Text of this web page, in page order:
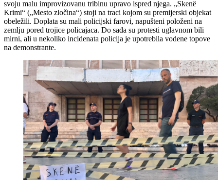
svoju malu improvizovanu tribinu upravo ispred njega. „Skenë
Krimi“ („Mesto zločina“) stoji na traci kojom su premijerski objekat
obeležili. Doplata su mali policijski farovi, napušteni položeni na
zemlju pored trojice policajaca. Do sada su protesti uglavnom bili
mirni, ali u nekoliko incidenata policija je upotrebila vodene topove
na demonstrante.